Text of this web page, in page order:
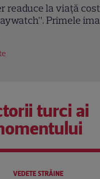
Özdemir, vedeta din
are o poveste
una dintre cele mai
turci ai
VEDETE STRĂINE